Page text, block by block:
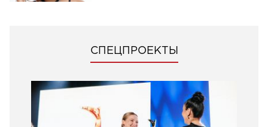
СПЕЦПРОЕКТЫ